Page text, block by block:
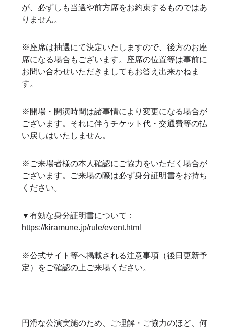
が、必ずしも当選や前方席をお約束するものではあ
りません。
※座席は抽選にて決定いたしますので、後方のお座
席になる場合もございます。座席の位置等は事前に
お問い合わせいただきましてもお答え出来かねま
す。
※開場・開演時間は諸事情により変更になる場合が
ございます。それに伴うチケット代・交通費等の払
い戻しはいたしません。
※ご来場者様の本人確認にご協力をいただく場合が
ございます。ご来場の際は必ず身分証明書をお持ち
ください。
▼有効な身分証明書について：
https://kiramune.jp/rule/event.html
※公式サイト等へ掲載される注意事項（後日更新予
定）をご確認の上ご来場ください。
円滑な公演実施のため、ご理解・ご協力のほど、何